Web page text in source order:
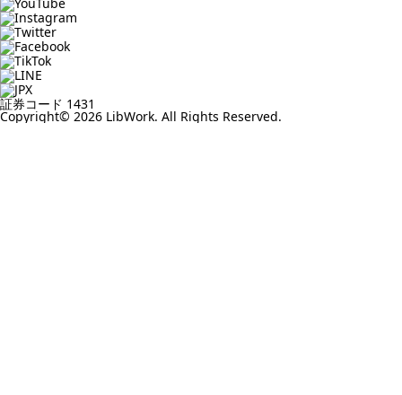
証券コード 1431
Copyright© 2026 LibWork. All Rights Reserved.